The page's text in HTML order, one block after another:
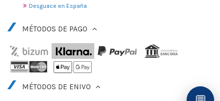
Desguace en España
MÉTODOS DE PAGO
MÉTODOS DE ENIVO